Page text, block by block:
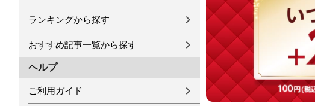
ランキングから探す
おすすめ記事一覧から探す
ヘルプ
ご利用ガイド